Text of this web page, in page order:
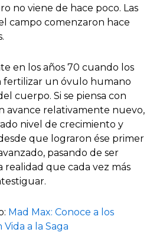
no viene de hace poco. Las
campo comenzaron hace
en los años 70 cuando los
fertilizar un óvulo humano
cuerpo. Si se piensa con
avance relativamente nuevo,
nivel de crecimiento y
que lograron ése primer
pasando de ser
que cada vez más
Mad Max: Conoce a los
a la Saga